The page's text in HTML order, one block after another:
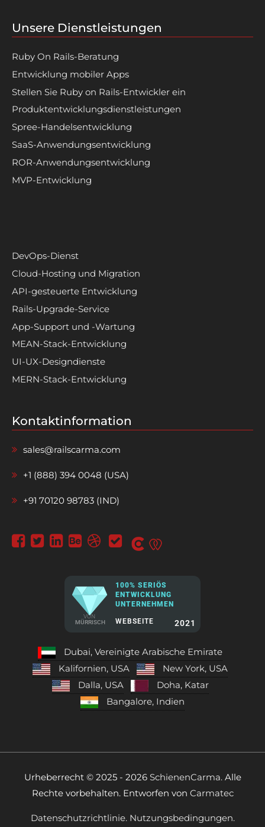
Unsere Dienstleistungen
Ruby On Rails-Beratung
Entwicklung mobiler Apps
Stellen Sie Ruby on Rails-Entwickler ein
Produktentwicklungsdienstleistungen
Spree-Handelsentwicklung
SaaS-Anwendungsentwicklung
ROR-Anwendungsentwicklung
MVP-Entwicklung
DevOps-Dienst
Cloud-Hosting und Migration
API-gesteuerte Entwicklung
Rails-Upgrade-Service
App-Support und -Wartung
MEAN-Stack-Entwicklung
UI-UX-Designdienste
MERN-Stack-Entwicklung
Kontaktinformation
sales@railscarma.com
+1 (888) 394 0048 (USA)
+91 70120 98783 (IND)
VON
MÜRRISCH
100% SERIÖS
ENTWICKLUNG
UNTERNEHMEN
WEBSEITE 2021
Dubai, Vereinigte Arabische Emirate
Kalifornien, USA
New York, USA
Dalla, USA
Doha, Katar
Bangalore, Indien
Urheberrecht © 2025 - 2026 SchienenCarma.Alle
Rechte vorbehalten. Entworfen von Carmatec
Datenschutzrichtlinie. Nutzungsbedingungen.